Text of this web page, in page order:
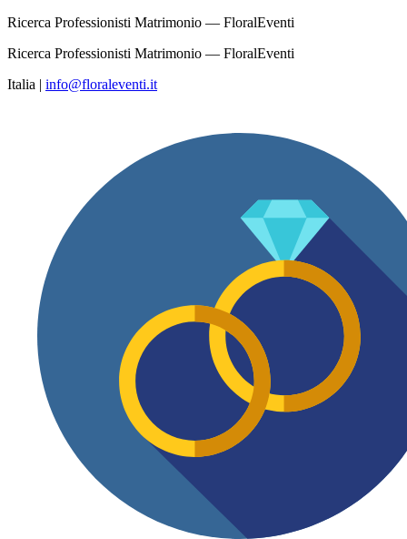
Ricerca Professionisti Matrimonio — FloralEventi
Ricerca Professionisti Matrimonio — FloralEventi
Italia | info@floraleventi.it